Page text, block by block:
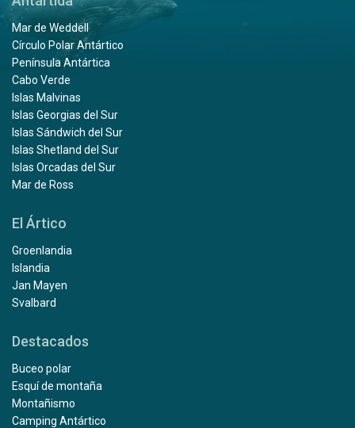
Mar de Weddell
Círculo Polar Antártico
Península Antártica
Cabo Verde
Islas Malvinas
Islas Georgias del Sur
Islas Sándwich del Sur
Islas Shetland del Sur
Islas Orcadas del Sur
Mar de Ross
El Ártico
Groenlandia
Islandia
Jan Mayen
Svalbard
Destacados
Buceo polar
Esquí de montaña
Montañismo
Camping Antártico